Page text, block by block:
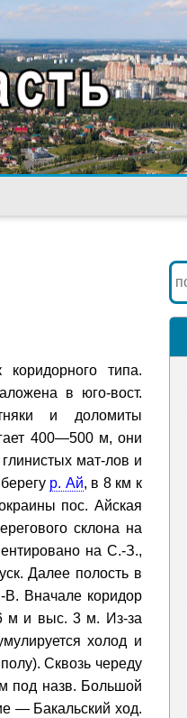
типа.
в юго-вост.
и доломиты
400—500 м, они
мат-лов и
р. Ай, в 8 км к
пос. Айская
склона на
на С.-З.,
Далее полость в
В. Вначале коридор
м и выс. 3 м. Из-за
холод и
Сквозь череду
под назв. Большой
— Бакальский ход.